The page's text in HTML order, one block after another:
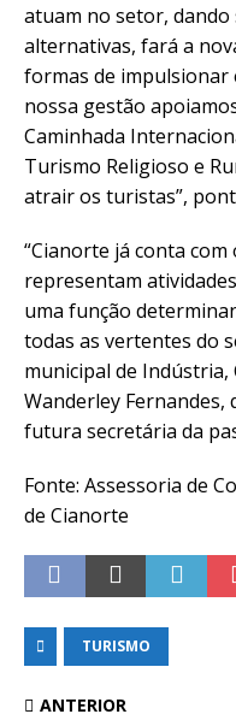
atuam no setor,
alternativas, fará a
formas de impulsionar
nossa gestão
Caminhada
Turismo Religioso e
atrair os turistas”,
“Cianorte já conta
representam
uma função
todas as vertentes do
municipal de Indústria,
Wanderley Fernandes,
futura secretária da
Fonte: Assessoria de
de Cianorte
TURISMO
ANTERIOR